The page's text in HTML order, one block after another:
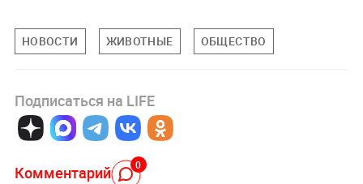
НОВОСТИ ЖИВОТНЫЕ ОБЩЕСТВО
Подписаться на LIFE
Комментарий 0